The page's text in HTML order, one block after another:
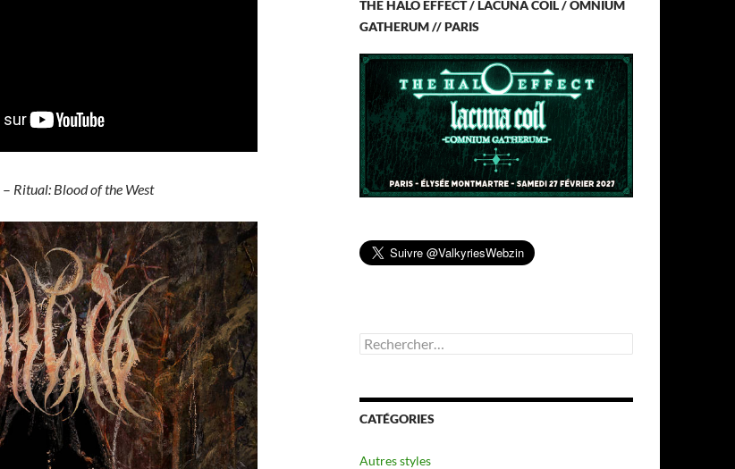
– Ritual: Blood of the West
THE HALO EFFECT / LACUNA COIL / OMNIUM
GATHERUM // PARIS
Rechercher :
CATÉGORIES
Autres styles